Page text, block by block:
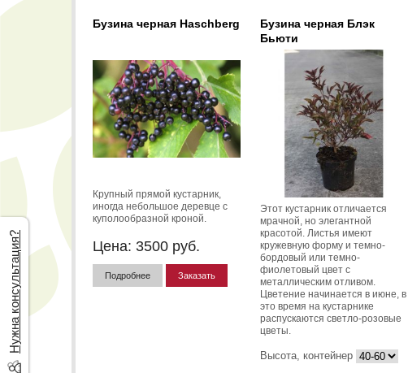
Бузина черная Haschberg
Крупный прямой кустарник,
иногда небольшое деревце с
куполообразной кроной.
Цена: 3500 руб.
Подробнее Заказать
Бузина черная Блэк
Бьюти
Этот кустарник отличается
мрачной, но элегантной
красотой. Листья имеют
кружевную форму и темно-
бордовый или темно-
фиолетовый цвет с
металлическим отливом.
Цветение начинается в июне, в
это время на кустарнике
распускаются светло-розовые
цветы.
Высота, контейнер
Нужна консультация?